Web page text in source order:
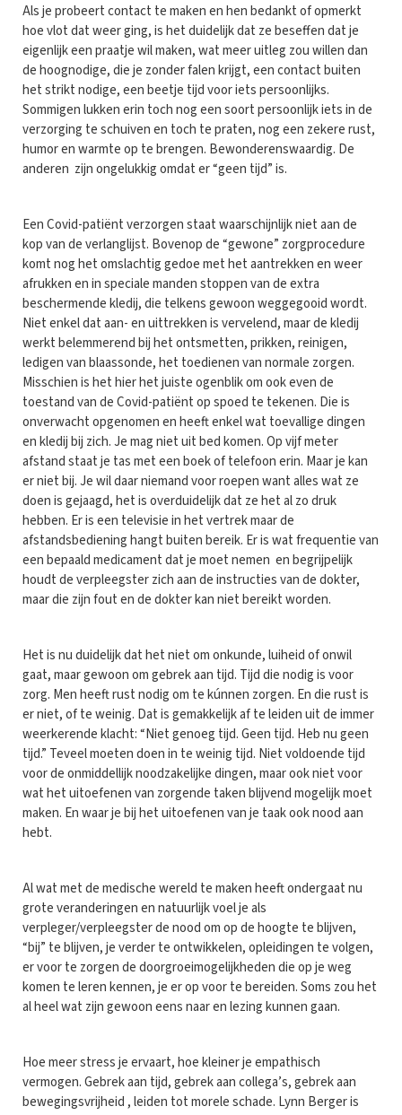
Als je probeert contact te maken en hen bedankt of opmerkt
hoe vlot dat weer ging, is het duidelijk dat ze beseffen dat je
eigenlijk een praatje wil maken, wat meer uitleg zou willen dan
de hoognodige, die je zonder falen krijgt, een contact buiten
het strikt nodige, een beetje tijd voor iets persoonlijks.
Sommigen lukken erin toch nog een soort persoonlijk iets in de
verzorging te schuiven en toch te praten, nog een zekere rust,
humor en warmte op te brengen. Bewonderenswaardig. De
anderen zijn ongelukkig omdat er “geen tijd” is.
Een Covid-patiënt verzorgen staat waarschijnlijk niet aan de
kop van de verlanglijst. Bovenop de “gewone” zorgprocedure
komt nog het omslachtig gedoe met het aantrekken en weer
afrukken en in speciale manden stoppen van de extra
beschermende kledij, die telkens gewoon weggegooid wordt.
Niet enkel dat aan- en uittrekken is vervelend, maar de kledij
werkt belemmerend bij het ontsmetten, prikken, reinigen,
ledigen van blaassonde, het toedienen van normale zorgen.
Misschien is het hier het juiste ogenblik om ook even de
toestand van de Covid-patiënt op spoed te tekenen. Die is
onverwacht opgenomen en heeft enkel wat toevallige dingen
en kledij bij zich. Je mag niet uit bed komen. Op vijf meter
afstand staat je tas met een boek of telefoon erin. Maar je kan
er niet bij. Je wil daar niemand voor roepen want alles wat ze
doen is gejaagd, het is overduidelijk dat ze het al zo druk
hebben. Er is een televisie in het vertrek maar de
afstandsbediening hangt buiten bereik. Er is wat frequentie van
een bepaald medicament dat je moet nemen en begrijpelijk
houdt de verpleegster zich aan de instructies van de dokter,
maar die zijn fout en de dokter kan niet bereikt worden.
Het is nu duidelijk dat het niet om onkunde, luiheid of onwil
gaat, maar gewoon om gebrek aan tijd. Tijd die nodig is voor
zorg. Men heeft rust nodig om te kúnnen zorgen. En die rust is
er niet, of te weinig. Dat is gemakkelijk af te leiden uit de immer
weerkerende klacht: “Niet genoeg tijd. Geen tijd. Heb nu geen
tijd.” Teveel moeten doen in te weinig tijd. Niet voldoende tijd
voor de onmiddellijk noodzakelijke dingen, maar ook niet voor
wat het uitoefenen van zorgende taken blijvend mogelijk moet
maken. En waar je bij het uitoefenen van je taak ook nood aan
hebt.
Al wat met de medische wereld te maken heeft ondergaat nu
grote veranderingen en natuurlijk voel je als
verpleger/verpleegster de nood om op de hoogte te blijven,
“bij” te blijven, je verder te ontwikkelen, opleidingen te volgen,
er voor te zorgen de doorgroeimogelijkheden die op je weg
komen te leren kennen, je er op voor te bereiden. Soms zou het
al heel wat zijn gewoon eens naar en lezing kunnen gaan.
Hoe meer stress je ervaart, hoe kleiner je empathisch
vermogen. Gebrek aan tijd, gebrek aan collega’s, gebrek aan
bewegingsvrijheid , leiden tot morele schade. Lynn Berger is